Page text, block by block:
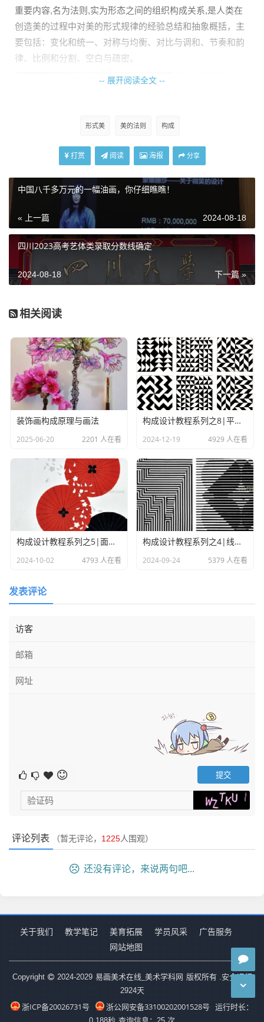
重要内容,名为法则,实为形态之间的组织构成关系,是人类在
创造美的过程中对美的形式规律的经验总结和抽象概括，主
要包括：变化和统一、对称与均衡、对比与调和、节奏和韵
律、比例和分割、空白与疏密。
研究、探索形式美的法则，能够培养人们对形式美的敏
感，指导人们更好地去创造美的事物。掌握形式美的法则，
能够使人们更自觉地运用形式美的法则表现美的内容，达到
美的形式与美的内容高度统一。
形式美是一种具有相对独立性的审美对象，它是指构成事
物的物质材料的自然属性（色彩、形状、线条、声音等）及
其组合规律（如整齐一律、节奏与韵律等）所呈现出来的审
形式美的构成因素一般划分为两大部分：一部分是构成形
式美的感性质料，主要是色彩、形状、线条、声音等。一部
分是构成形式美的感性质料之间的组合规律，或称构成规
律、形式美法则，也即形式美的法则主要有齐一与参差、对
称与平衡、比例与尺度、黄金分割律、主从与重点、过渡与
理、调和与对比、多样与统一等。这些规律是人类在创造美
形式因素之间的联系进行抽象、概括而总结出来的。
在价值的事物时，这种共识是从人们长期生产、生活实践中
在人们的视觉经验中，高大的杉树、耸立的高楼大厦、巍
峨的山峦尖峰等，它们的结构轮廓都是高耸的垂直线，因而
垂直线在视觉形式上给人以上升、高大、威严等感受；而水
平线则使人联系到地平线、建筑遵照的形式美法则建筑遵照
的形式美法则一望无际的平原、风平浪静的大海等，因而产
生开阔、徐缓、平静等感受…… 这些源于生活积累的共识，
变化与统一是形式美的总规律、总法则。变化是指将两个
以上不同事物放置在一起，所体现的差别和对比，美术形式
中的对比因素很多，如大小、曲直、方向、黑白、明暗、色
调、疏密、虚实、开合等，都可以形成对比。统一就是和
谐，是指不同的或类似的形态要素并置在一起，造成一致或
具有一致趋势的感觉，是指在差异中求取一致性和共通性，
达到整体统一的艺术效果。如：由点构成的画面中，可通过
-- 展开阅读全文 --
形式美 美的法则 构成
打赏 阅读 海报 分享
中国八千多万元的一幅油画，你仔细瞧瞧！
« 上一篇 2024-08-18
四川2023高考艺体类录取分数线确定
下一篇 »
2024-08-18
相关阅读
装饰画构成原理与画法
2025-06-20 2201 人在看
构成设计教程系列之8|平面构成的关系要素
2024-12-19 4929 人在看
构成设计教程系列之5|面的构成
2024-10-02 4793 人在看
构成设计教程系列之4|线的构成
2024-09-24 5379 人在看
发表评论
评论列表 （暂无评论， 1225人围观）
还没有评论，来说两句吧...
关于我们 教学笔记 美育拓展 学员风采
广告服务
网站地图
Copyright 2024-2029 易画美术在线_美术学科网 版权所有 .安全运行
2924天
浙ICP备20026731号 浙公网安备33100202001528号
运行时长：